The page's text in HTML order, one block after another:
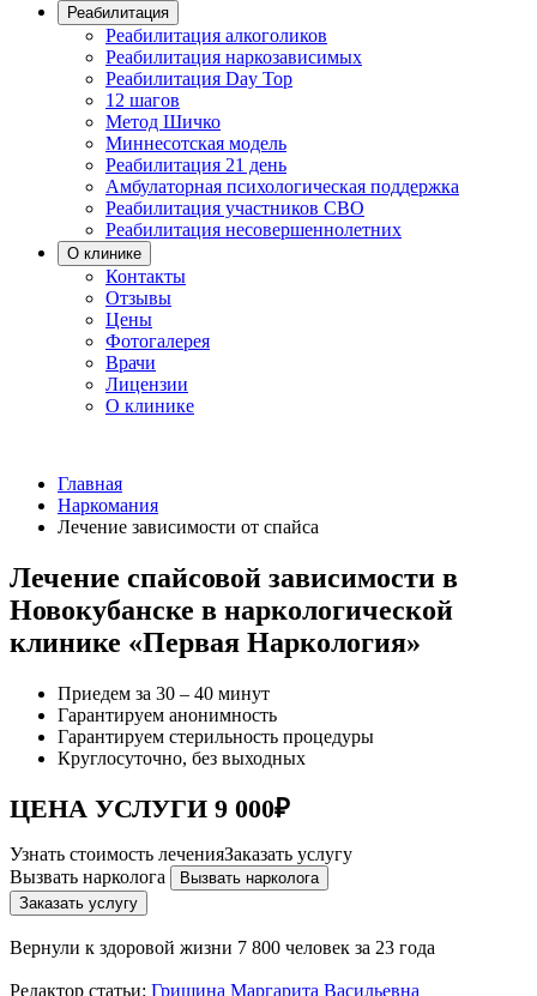
Реабилитация
Реабилитация алкоголиков
Реабилитация наркозависимых
Реабилитация Day Top
12 шагов
Метод Шичко
Миннесотская модель
Реабилитация 21 день
Амбулаторная психологическая поддержка
Реабилитация участников СВО
Реабилитация несовершеннолетних
О клинике
Контакты
Отзывы
Цены
Фотогалерея
Врачи
Лицензии
О клинике
Главная
Наркомания
Лечение зависимости от спайса
Лечение спайсовой зависимости в
Новокубанске в наркологической
клинике «Первая Наркология»
Приедем за 30 – 40 минут
Гарантируем анонимность
Гарантируем стерильность процедуры
Круглосуточно, без выходных
ЦЕНА УСЛУГИ 9 000₽
Узнать стоимость леченияЗаказать услугу
Вызвать нарколога
Вызвать нарколога
Заказать услугу
Вернули к здоровой жизни 7 800 человек за 23 года
Редактор статьи: Гришина Маргарита Васильевна